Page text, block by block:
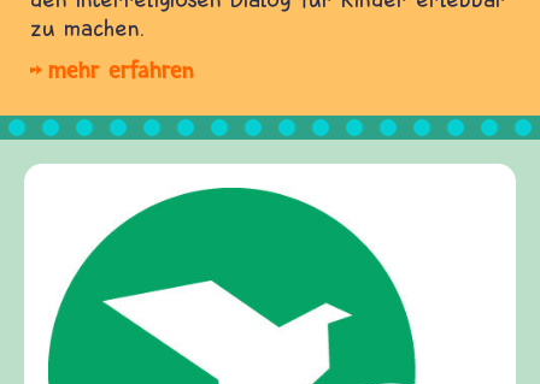
zu machen.
mehr erfahren